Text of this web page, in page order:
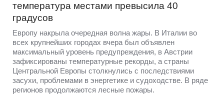
температура местами превысила 40
градусов
Европу накрыла очередная волна жары. В Италии во
всех крупнейших городах вчера был объявлен
максимальный уровень предупреждения, в Австрии
зафиксированы температурные рекорды, а страны
Центральной Европы столкнулись с последствиями
засухи, проблемами в энергетике и судоходстве. В ряде
регионов продолжаются лесные пожары.